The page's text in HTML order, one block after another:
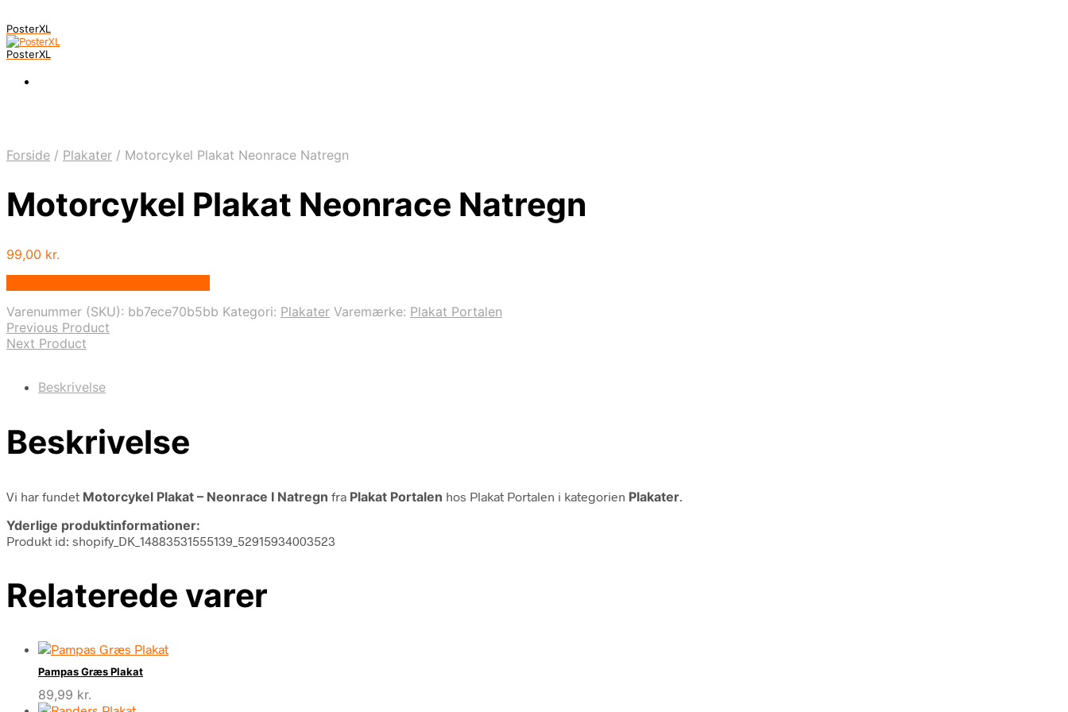
PosterXL
PosterXL
Forside / Plakater / Motorcykel Plakat Neonrace Natregn
Motorcykel Plakat Neonrace Natregn
99,00 kr.
Varenummer (SKU): bb7ece70b5bb Kategori: Plakater Varemærke: Plakat Portalen
Previous Product
Next Product
Beskrivelse
Beskrivelse
Vi har fundet Motorcykel Plakat – Neonrace I Natregn fra Plakat Portalen hos Plakat Portalen i kategorien Plakater
Yderlige produktinformationer:
Produkt id: shopify_DK_14883531555139_52915934003523
Relaterede varer
Pampas Græs Plakat
89,99 kr.